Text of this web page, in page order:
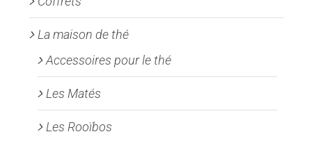
produit
La maison de thé
Accessoires pour le thé
Les Matés
Les Rooïbos